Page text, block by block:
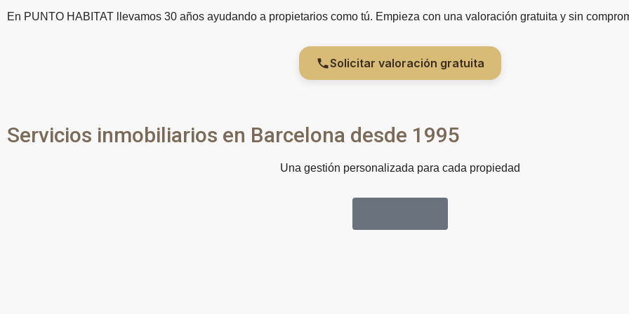
En PUNTO HABITAT llevamos 30 años ayudando a propietarios como tú. Empieza con una valoración gratuita y sin
Solicitar valoración gratuita
Servicios inmobiliarios en Barcelona desde 1995
Una gestión personalizada para cada propiedad